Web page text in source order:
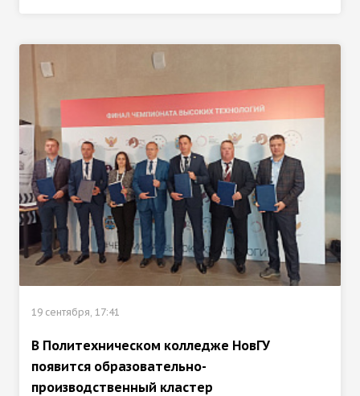
19 сентября, 17:41
В Политехническом колледже НовГУ
появится образовательно-
производственный кластер